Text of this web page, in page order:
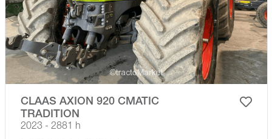
CLAAS AXION 920 CMATIC
TRADITION
2023 - 2881 h